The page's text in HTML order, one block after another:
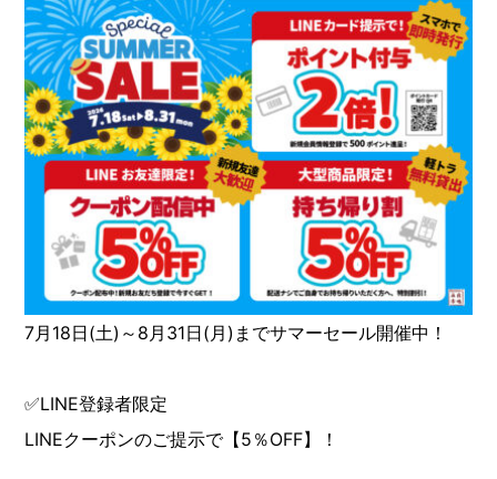
7月18日(土)～8月31日(月)までサマーセール開催中！
✅LINE登録者限定
LINEクーポンのご提示で【5％OFF】！